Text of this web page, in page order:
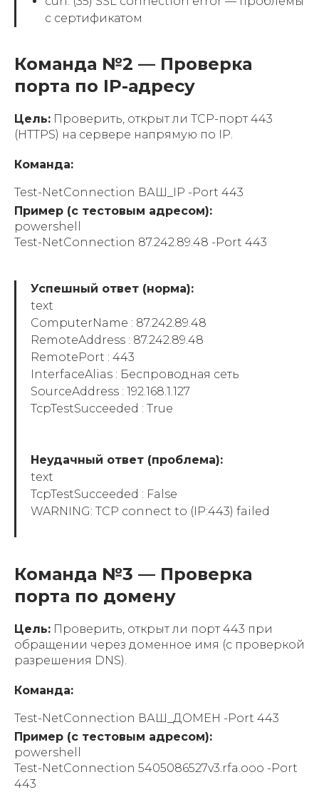
с сертификатом
Команда №2 — Проверка
порта по IP-адресу
Цель: Проверить, открыт ли TCP-порт 443
(HTTPS) на сервере напрямую по IP.
Команда:
Test-NetConnection ВАШ_IP -Port 443
Пример (с тестовым адресом):
powershell
Test-NetConnection 87.242.89.48 -Port 443
Успешный ответ (норма):
text
ComputerName : 87.242.89.48
RemoteAddress : 87.242.89.48
RemotePort : 443
InterfaceAlias : Беспроводная сеть
SourceAddress : 192.168.1.127
TcpTestSucceeded : True
Неудачный ответ (проблема):
text
TcpTestSucceeded : False
WARNING: TCP connect to (IP:443) failed
Команда №3 — Проверка
порта по домену
Цель: Проверить, открыт ли порт 443 при
обращении через доменное имя (с проверкой
разрешения DNS).
Команда:
Test-NetConnection ВАШ_ДОМЕН -Port 443
Пример (с тестовым адресом):
powershell
Test-NetConnection 5405086527v3.rfa.ooo -Port
443